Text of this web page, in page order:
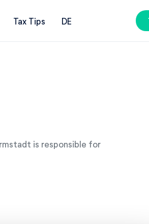
Tax Tips DE
is responsible for